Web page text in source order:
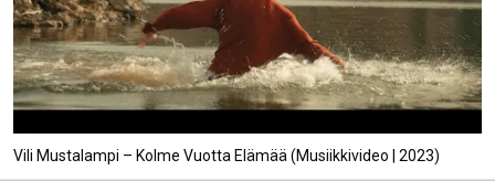
Vili Mustalampi – Kolme Vuotta Elämää (Musiikkivideo | 2023)